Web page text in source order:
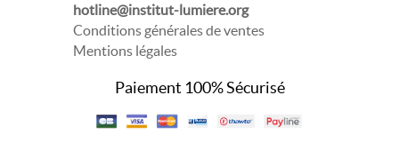
hotline@institut-lumiere.org
Conditions générales de ventes
Mentions légales
Paiement 100% Sécurisé